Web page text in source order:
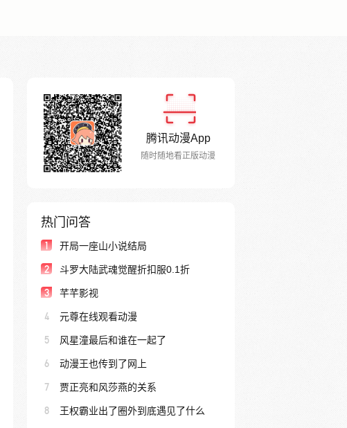
腾讯动漫App
随时随地看正版动漫
热门问答
1 开局一座山小说结局
2 斗罗大陆武魂觉醒折扣服0.1折
3 芊芊影视
4 元尊在线观看动漫
5 风星潼最后和谁在一起了
6 动漫王也传到了网上
7 贾正亮和风莎燕的关系
8 王权霸业出了圈外到底遇见了什么